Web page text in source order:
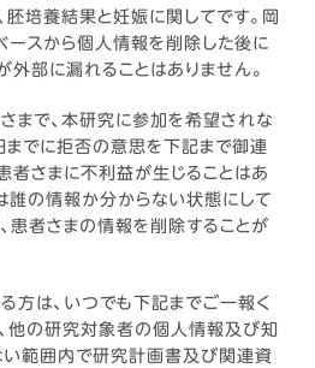
胚培養結果と妊娠に関してです。岡
ースから個人情報を削除した後に
外部に漏れることはありません。
まで、本研究に参加を希望されな
でに拒否の意思を下記まで御連
者さまに不利益が生じることはあ
誰の情報か分からない状態にして
患者さまの情報を削除することが
方は、いつでも下記までご一報く
他の研究対象者の個人情報及び知
範囲内で研究計画書及び関連資